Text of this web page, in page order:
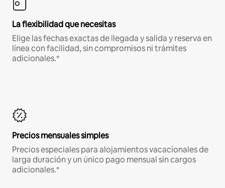
La flexibilidad que necesitas
Elige las fechas exactas de llegada y salida y reserva en
línea con facilidad, sin compromisos ni trámites
adicionales.*
Precios mensuales simples
Precios especiales para alojamientos vacacionales de
larga duración y un único pago mensual sin cargos
adicionales.*